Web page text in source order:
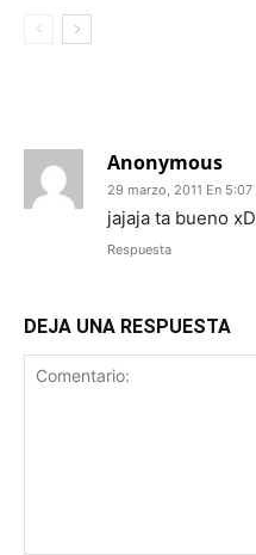
Anonymous
29 marzo, 2011 En 5:07
jajaja ta bueno xD
Respuesta
DEJA UNA RESPUESTA